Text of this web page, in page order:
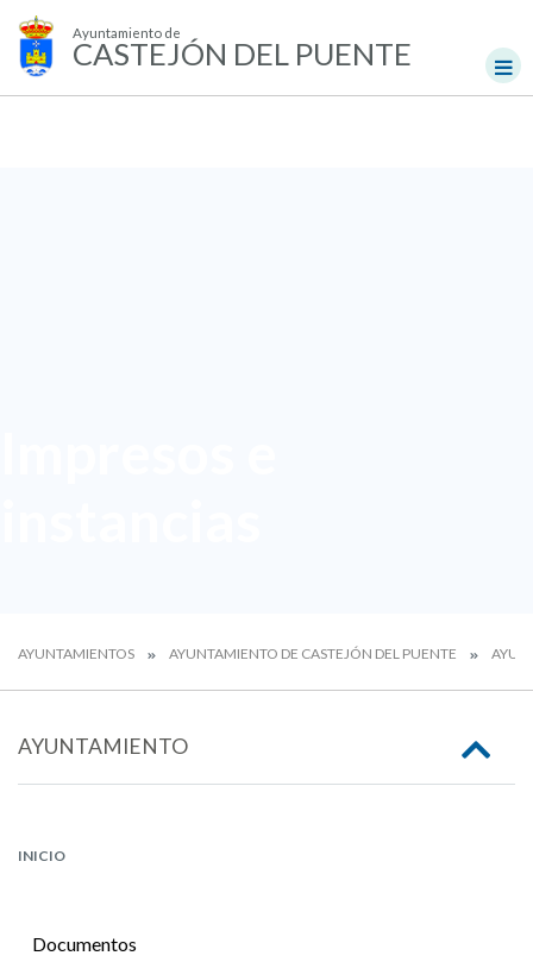
Ayuntamiento de
CASTEJÓN DEL PUENTE
AYUNTAMIENTOS AYUNTAMIENTO DE CASTEJÓN DEL PUENTE
AYUNTAMIENTO
INICIO
Documentos